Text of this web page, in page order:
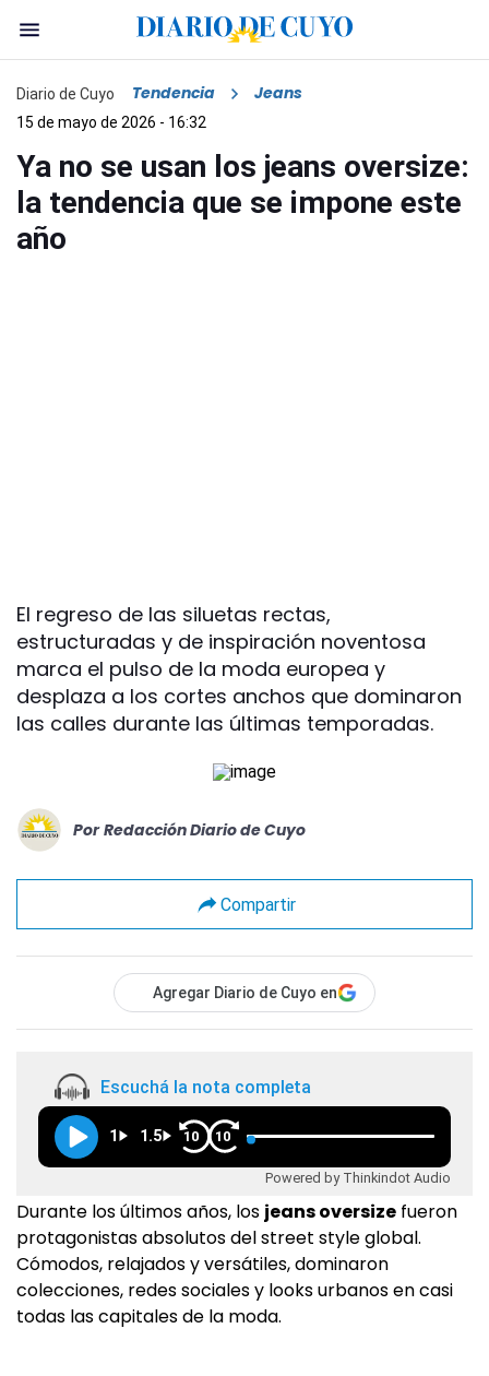
Diario de Cuyo Tendencia Jeans
15 de mayo de 2026 - 16:32
Ya no se usan los jeans oversize:
la tendencia que se impone este
año
El regreso de las siluetas rectas,
estructuradas y de inspiración noventosa
marca el pulso de la moda europea y
desplaza a los cortes anchos que dominaron
las calles durante las últimas temporadas.
Por Redacción Diario de Cuyo
Compartir
Agregar Diario de Cuyo en
Escuchá la nota completa
1 1.5 10 10
Powered by Thinkindot Audio
Durante los últimos años, los jeans oversize fueron
protagonistas absolutos del street style global.
Cómodos, relajados y versátiles, dominaron
colecciones, redes sociales y looks urbanos en casi
todas las capitales de la moda.